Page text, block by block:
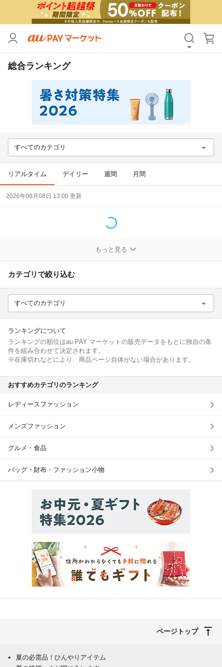
総合ランキング
すべてのカテゴリ
リアルタイム デイリー 週間 月間
2026年08月08日 13:00 更新
もっと見る
カテゴリで絞り込む
すべてのカテゴリ
ランキングについて
ランキングの順位はau PAY マーケットの販売データをもとに独自の条
件を組み合わせて決定されます。
※在庫切れなどにより、商品ページ自体がない場合があります。
おすすめカテゴリのランキング
レディースファッション
メンズファッション
グルメ・食品
バッグ・財布・ファッション小物
ページトップ
夏の必需品！ひんやりアイテム
カテゴリ すべて
価格
その他の条件
Pontaパス特典対象すべて
サンキュー配送対象 レビューキャンペーン